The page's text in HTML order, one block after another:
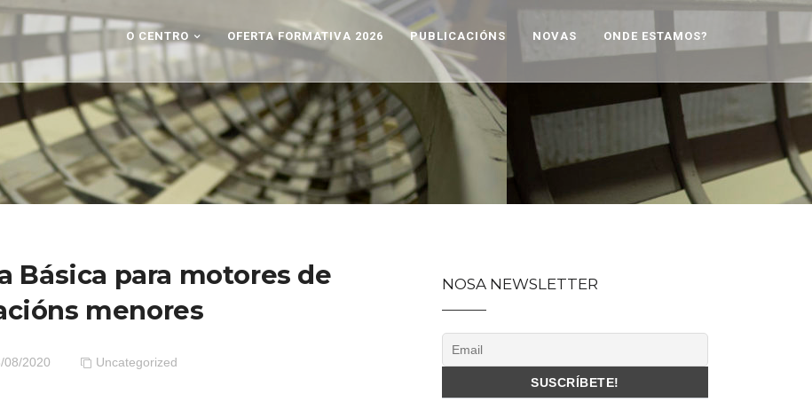
O CENTRO OFERTA FORMATIVA 2026 PUBLICACIÓNS NOVAS ONDE ESTAMOS?
Básica para motores de
menores
08/2020 Uncategorized
NOSA NEWSLETTER